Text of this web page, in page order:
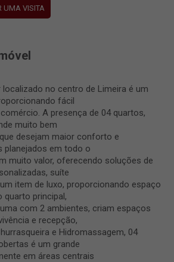
UMA VISITA
no centro de Limeira é um
fácil
A presença de 04 quartos,
muito bem
desejam maior conforto e
planejados em todo o
muito valor, oferecendo soluções de
suíte
item de luxo, proporcionando espaço
quarto principal,
com 2 ambientes, criam espaços
e recepção,
e Hidromassagem, 04
é um grande
em áreas centrais